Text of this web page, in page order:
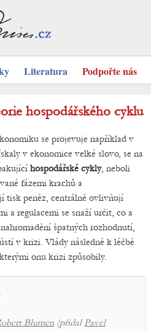
Literatura Podpořte nás
hospodářského cyklu
se projevuje například v
v ekonomice velké slovo, se na
hospodářské cykly, neboli
fázemi krachů a
tisk peněz, centrálně ovlivňují
a regulacemi se snaží určit, co a
špatných rozhodnutí,
v krizi. Vlády následně k léčbě
onu krizi způsobily.
Blumen (přidal Pavel